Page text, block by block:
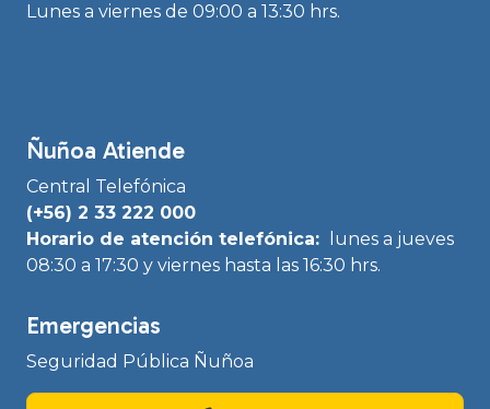
Lunes a viernes de 09:00 a 13:30 hrs.
Ñuñoa Atiende
Central Telefónica
(+56) 2 33 222 000
Horario de atención telefónica:
lunes a jueves
08:30 a 17:30 y viernes hasta las 16:30 hrs.
Emergencias
Seguridad Pública Ñuñoa